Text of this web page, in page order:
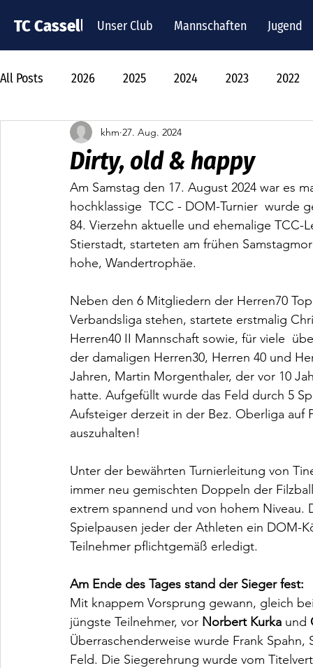
TC Cassella Unser Club Mannschaften Jugend
All Posts 2026 2025 2024 2023 2022
Dirty, old & happy
khm 27. Aug. 2024
Am Samstag den 17. August 2024 war es
hochklassige  TCC - DOM-Turnier
84. Vierzehn aktuelle und ehemalige
Stierstadt, starteten am frühen
hohe, Wandertrophäe.
Neben den 6 Mitgliedern der Herren70
Verbandsliga stehen, startete erstmalig
Herren40 II Mannschaft sowie, für viele
der damaligen Herren30, Herren 40 und
Jahren, Martin Morgenthaler, der vor 10
hatte. Aufgefüllt wurde das Feld durch 5
Aufsteiger derzeit in der Bez. Oberliga auf
auszuhalten!
Unter der bewährten Turnierleitung von
immer neu gemischten Doppeln der
extrem spannend und von hohem
Spielpausen jeder der Athleten ein DOM-
Teilnehmer pflichtgemäß erledigt.
Am Ende des Tages stand der Sieger fest:
Mit knappem Vorsprung gewann, gleich
jüngste Teilnehmer, vor Norbert Kurka und
Überraschenderweise wurde Frank
Feld. Die Siegerehrung wurde vom